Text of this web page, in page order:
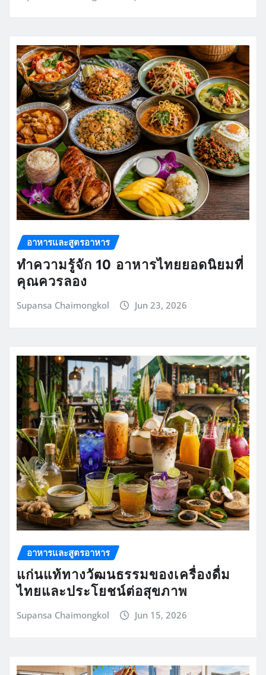
อาหารและสูตรอาหาร
ทำความรู้จัก 10 อาหารไทยยอดนิยมที่
คุณควรลอง
Supansa Chaimongkol Jun 23, 2026
อาหารและสูตรอาหาร
แก่นแท้ทางวัฒนธรรมของเครื่องดื่ม
ไทยและประโยชน์ต่อสุขภาพ
Supansa Chaimongkol Jun 15, 2026